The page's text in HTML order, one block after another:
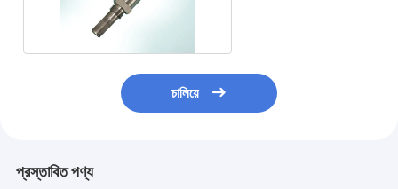
চালিয়ে
প্রস্তাবিত পণ্য